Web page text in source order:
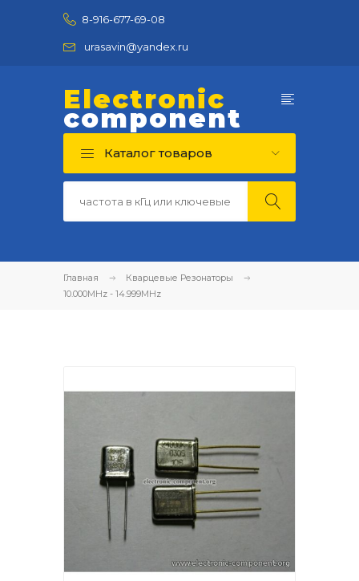
8-916-677-69-08
urasavin@yandex.ru
Electronic
component
Каталог товаров
Главная
Кварцевые Резонаторы
10.000MHz - 14.999MHz